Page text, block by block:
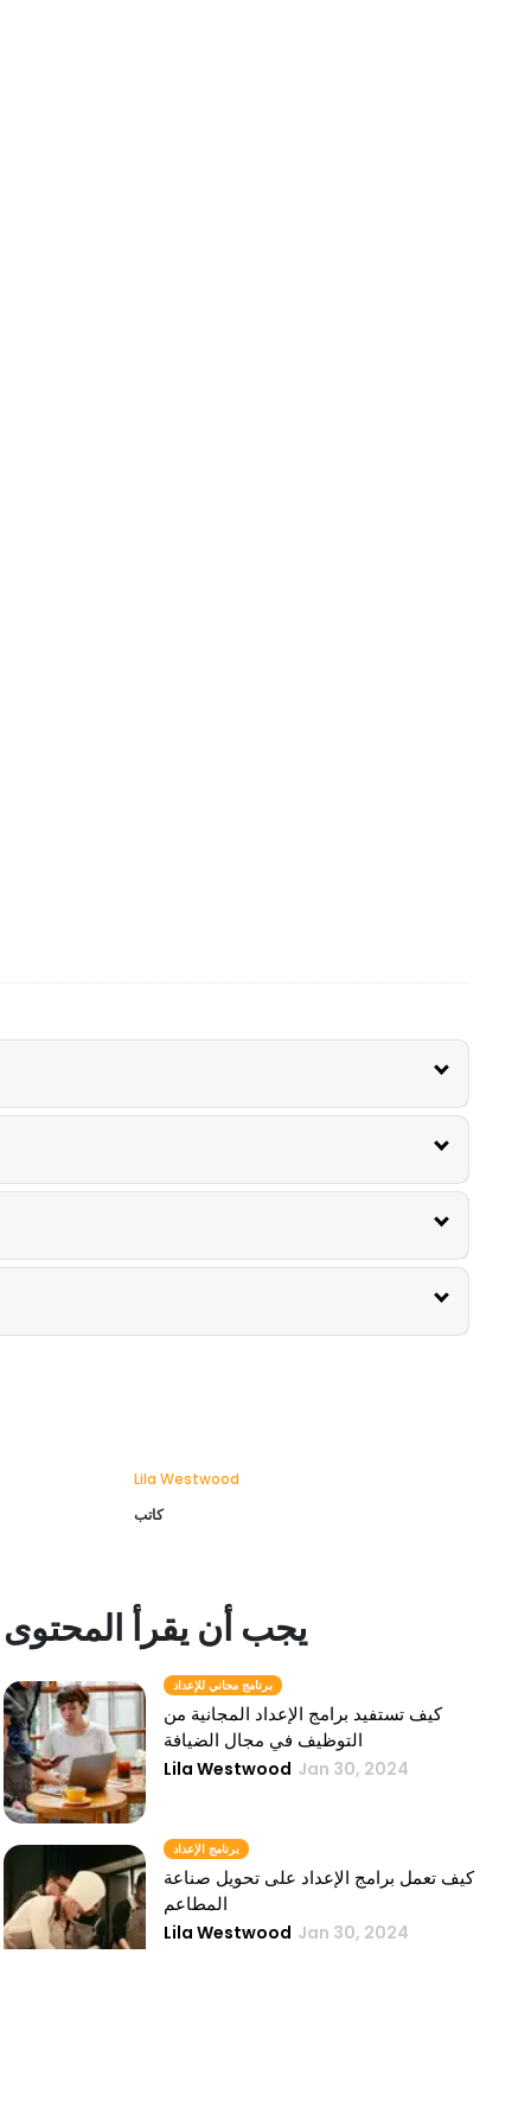
Lila Westwood
كاتب
يجب أن يقرأ المحتوى
برنامج مجاني للإعداد
كيف تستفيد برامج الإعداد المجانية من
التوظيف في مجال الضيافة
Lila Westwood Jan 30, 2024
برنامج الإعداد
كيف تعمل برامج الإعداد على تحويل صناعة
المطاعم
Lila Westwood Jan 30, 2024